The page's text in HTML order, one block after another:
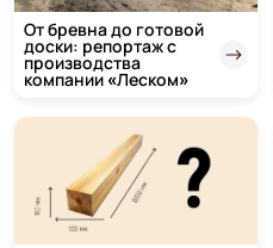
От бревна до готовой
доски: репортаж с
производства
компании «Леском»